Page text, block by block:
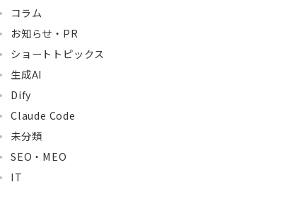
コラム
お知らせ・PR
ショートトピックス
生成AI
Dify
Claude Code
未分類
SEO・MEO
IT